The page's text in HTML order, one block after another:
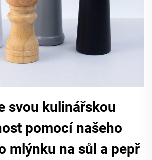
svou kulinářskou
pomocí našeho
mlýnku na sůl a pepř